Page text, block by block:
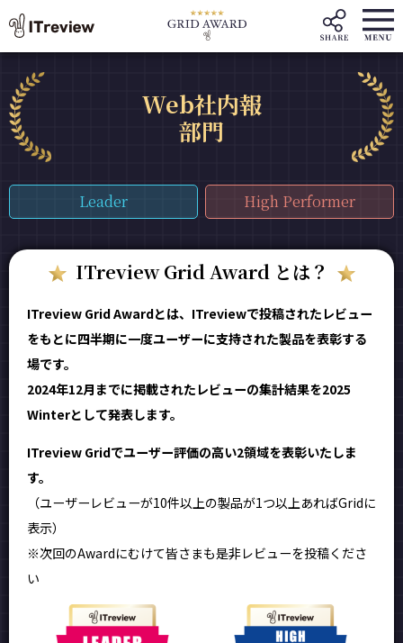
Web社内報
部門
Leader High Performer
ITreview Grid Award とは？
ITreview Grid Awardとは、ITreviewで投稿されたレビュー
をもとに四半期に一度ユーザーに支持された製品を表彰する
場です。
2024年12月までに掲載されたレビューの集計結果を2025
Winterとして発表します。
ITreview Gridでユーザー評価の高い2領域を表彰いたしま
す。
（ユーザーレビューが10件以上の製品が1つ以上あればGridに
表示）
※次回のAwardにむけて皆さまも是非レビューを投稿くださ
い